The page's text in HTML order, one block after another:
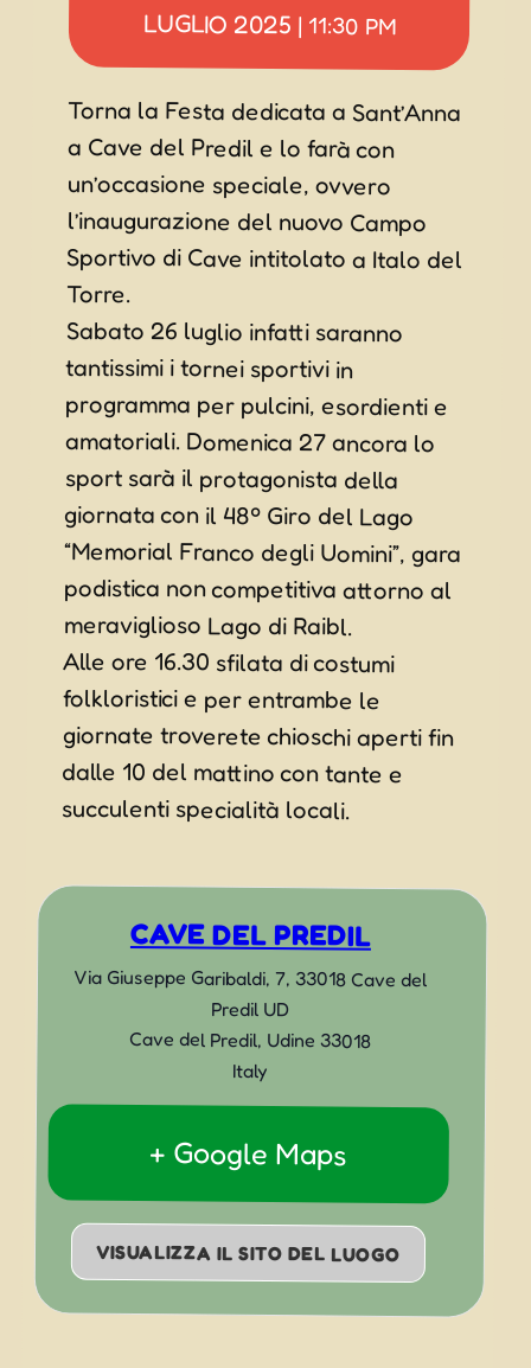
LUGLIO 2025 | 11:30 PM
Torna la Festa dedicata a Sant’Anna
a Cave del Predil e lo farà con
un’occasione speciale, ovvero
l’inaugurazione del nuovo Campo
Sportivo di Cave intitolato a Italo del
Torre.
Sabato 26 luglio infatti saranno
tantissimi i tornei sportivi in
programma per pulcini, esordienti e
amatoriali. Domenica 27 ancora lo
sport sarà il protagonista della
giornata con il 48º Giro del Lago
“Memorial Franco degli Uomini”, gara
podistica non competitiva attorno al
meraviglioso Lago di Raibl.
Alle ore 16.30 sfilata di costumi
folkloristici e per entrambe le
giornate troverete chioschi aperti fin
dalle 10 del mattino con tante e
succulenti specialità locali.
CAVE DEL PREDIL
Via Giuseppe Garibaldi, 7, 33018 Cave del
Predil UD
Cave del Predil, Udine 33018
Italy
+ Google Maps
VISUALIZZA IL SITO DEL LUOGO